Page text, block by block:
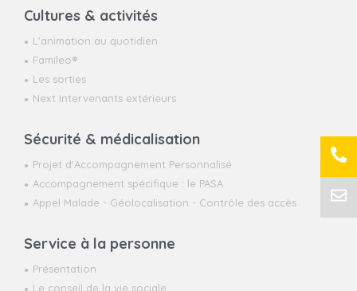
Cultures & activités
L'animation au quotidien
Famileo®
Les sorties
Next Intervenants extérieurs
Sécurité & médicalisation
Projet d'Accompagnement Personnalisé
Accompagnement spécifique : le PASA
Appel Malade - Géolocalisation - Contrôle des accès
Service à la personne
Présentation
Le conseil de la vie sociale